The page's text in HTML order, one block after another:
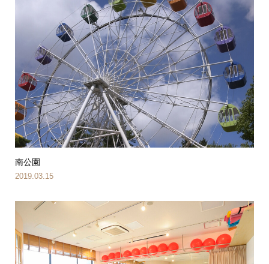
南公園
2019.03.15